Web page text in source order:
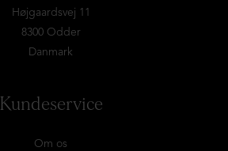
Højgaardsvej 11
8300 Odder
Danmark
Kundeservice
Om os